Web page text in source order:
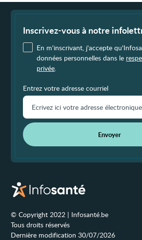
Inscrivez-vous à notre
En m'inscrivant, j'accepte
données personnelles dans le
privée
Entrez votre adresse courriel
Envoyer
© Copyright 2022 | Infosanté.be
Tous droits réservés
Dernière modification 30/07/2026